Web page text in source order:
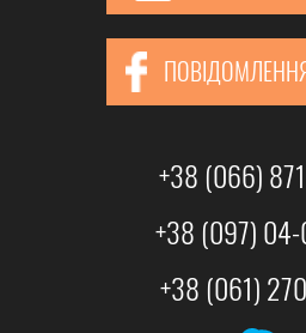
ПОВІДОМЛЕННЯ
+38 (066)
+38 (097)
+38 (061)